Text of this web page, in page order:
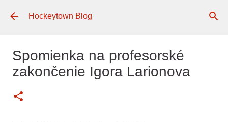
Preskočiť na hlavný obsah
Hockeytown Blog
Spomienka na profesorské
zakončenie Igora Larionova